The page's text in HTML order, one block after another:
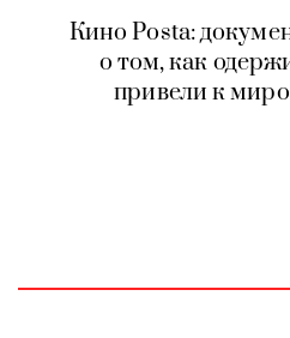
Кино Posta:
о том, как
привели к